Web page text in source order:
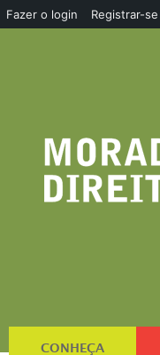
CONHEÇA
Fazer o login Registrar-se